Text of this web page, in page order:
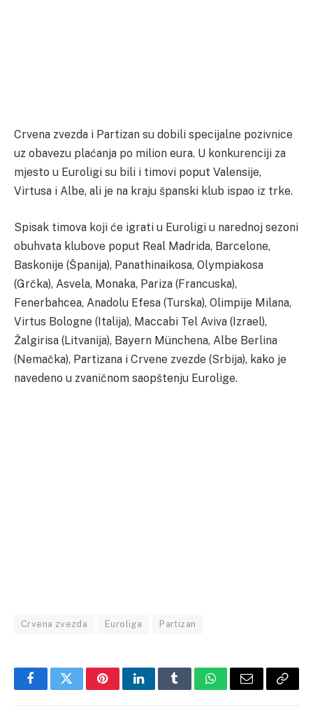
Crvena zvezda i Partizan su dobili specijalne pozivnice
uz obavezu plaćanja po milion eura. U konkurenciji za
mjesto u Euroligi su bili i timovi poput Valensije,
Virtusa i Albe, ali je na kraju španski klub ispao iz trke.
Spisak timova koji će igrati u Euroligi u narednoj sezoni
obuhvata klubove poput Real Madrida, Barcelone,
Baskonije (Španija), Panathinaikosa, Olympiakosa
(Grčka), Asvela, Monaka, Pariza (Francuska),
Fenerbahcea, Anadolu Efesa (Turska), Olimpije Milana,
Virtus Bologne (Italija), Maccabi Tel Aviva (Izrael),
Žalgirisa (Litvanija), Bayern Münchena, Albe Berlina
(Nemačka), Partizana i Crvene zvezde (Srbija), kako je
navedeno u zvaničnom saopštenju Eurolige.
Crvena zvezda Euroliga Partizan
FacebookTwitterPinterestLinkedInTumblrWhatsApp
Email Copy